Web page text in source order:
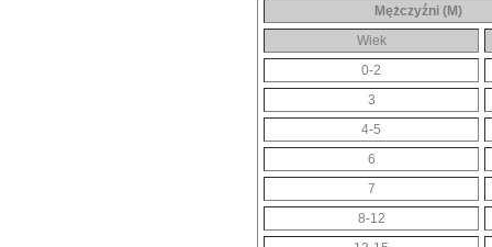
Mężczyźni (M)
Wiek
0-2
3
4-5
6
7
8-12